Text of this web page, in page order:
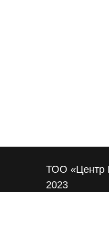
ТОО «Центр
2023